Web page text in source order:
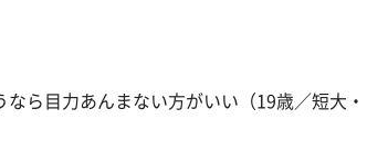
ら目力あんまない方がいい（19歳／短大・